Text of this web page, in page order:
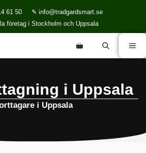
61 50
✎ info@tradgardsmart.se
företag i Stockholm och Uppsala
i Uppsala
i Uppsala